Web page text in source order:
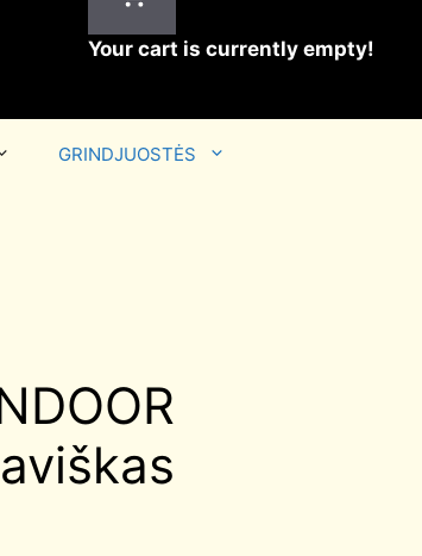
Your cart is currently empty!
GRINDJUOSTĖS